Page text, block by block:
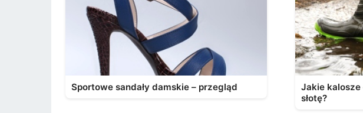
Sportowe sandały damskie – przegląd
Jakie
słotę?